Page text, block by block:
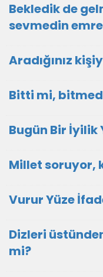
Bekledik de
sevmedin
Aradığınız
Bitti mi,
Bugün Bir İyilik
Millet soruyor,
Vurur Yüze
Dizleri
mi?